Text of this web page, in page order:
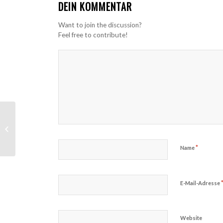
DEIN KOMMENTAR
Want to join the discussion?
Feel free to contribute!
Name*
E-Mail-Adresse
Website